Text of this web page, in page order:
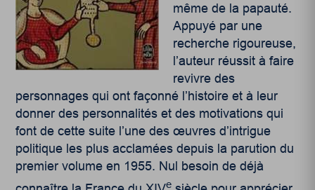
même de la papauté.
Appuyé par une
recherche rigoureuse,
l’auteur réussit à faire
revivre des
personnages qui ont façonné l’histoire et à leur
donner des personnalités et des motivations qui
font de cette suite l’une des œuvres d’intrigue
politique les plus acclamées depuis la parution du
premier volume en 1955. Nul besoin de déjà
e